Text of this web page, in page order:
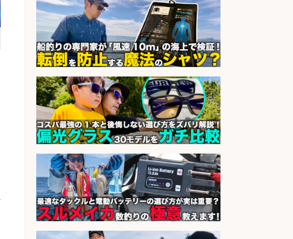
会社名
パーソルファクトリーパートナ
ーズ株式会社
sponsored by 求人ボックス
械設計/NX/44万～
会社名
パーソル エクセル HRパートナ
ーズ株式会社
sponsored by 求人ボックス
レジカウンター/お釣りの計算不要
の簡単レジ 未経験も安心の研修あり
1日2h
会社名 オーケー株式会社
sponsored by 求人ボックス